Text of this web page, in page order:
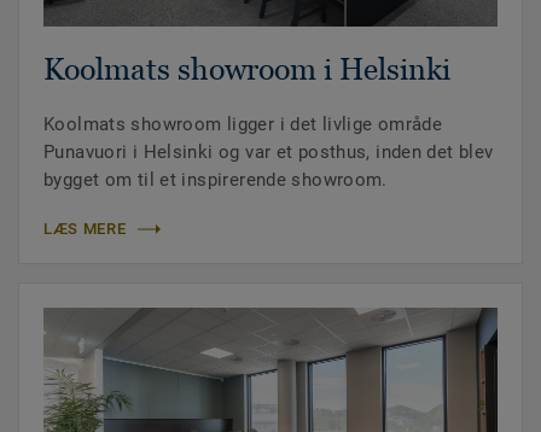
Koolmats showroom i Helsinki
Koolmats showroom ligger i det livlige område
Punavuori i Helsinki og var et posthus, inden det blev
bygget om til et inspirerende showroom.
LÆS MERE